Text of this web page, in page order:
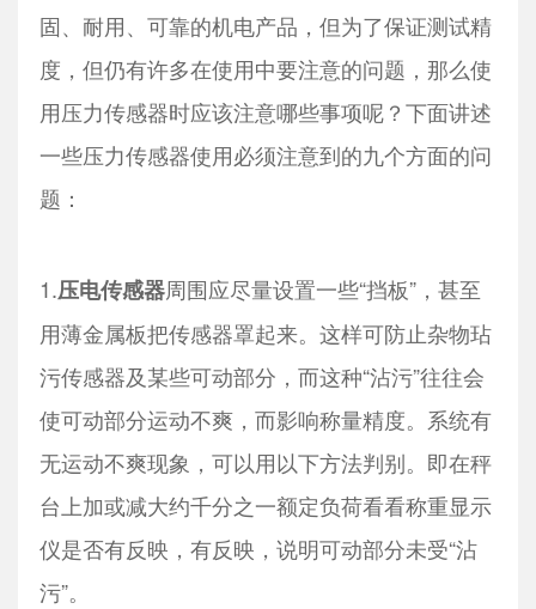
固、耐用、可靠的机电产品，但为了保证测试精
度，但仍有许多在使用中要注意的问题，那么使
用压力传感器时应该注意哪些事项呢？下面讲述
一些压力传感器使用必须注意到的九个方面的问
题：
1.压电传感器周围应尽量设置一些“挡板”，甚至
用薄金属板把传感器罩起来。这样可防止杂物玷
污传感器及某些可动部分，而这种“沾污”往往会
使可动部分运动不爽，而影响称量精度。系统有
无运动不爽现象，可以用以下方法判别。即在秤
台上加或减大约千分之一额定负荷看看称重显示
仪是否有反映，有反映，说明可动部分未受“沾
污”。